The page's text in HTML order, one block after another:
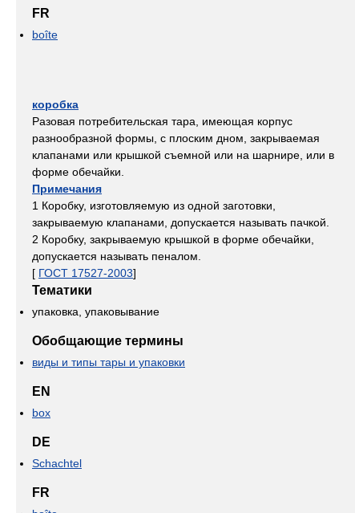
FR
boîte
коробка
Разовая потребительская тара, имеющая корпус
разнообразной формы, с плоским дном, закрываемая
клапанами или крышкой съемной или на шарнире, или в
форме обечайки.
Примечания
1 Коробку, изготовляемую из одной заготовки,
закрываемую клапанами, допускается называть пачкой.
2 Коробку, закрываемую крышкой в форме обечайки,
допускается называть пеналом.
[ ГОСТ 17527-2003]
Тематики
упаковка, упаковывание
Обобщающие термины
виды и типы тары и упаковки
EN
box
DE
Schachtel
FR